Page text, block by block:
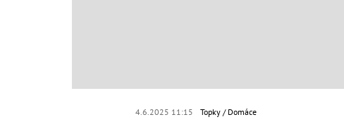
4.6.2025 11:15 Topky Domáce